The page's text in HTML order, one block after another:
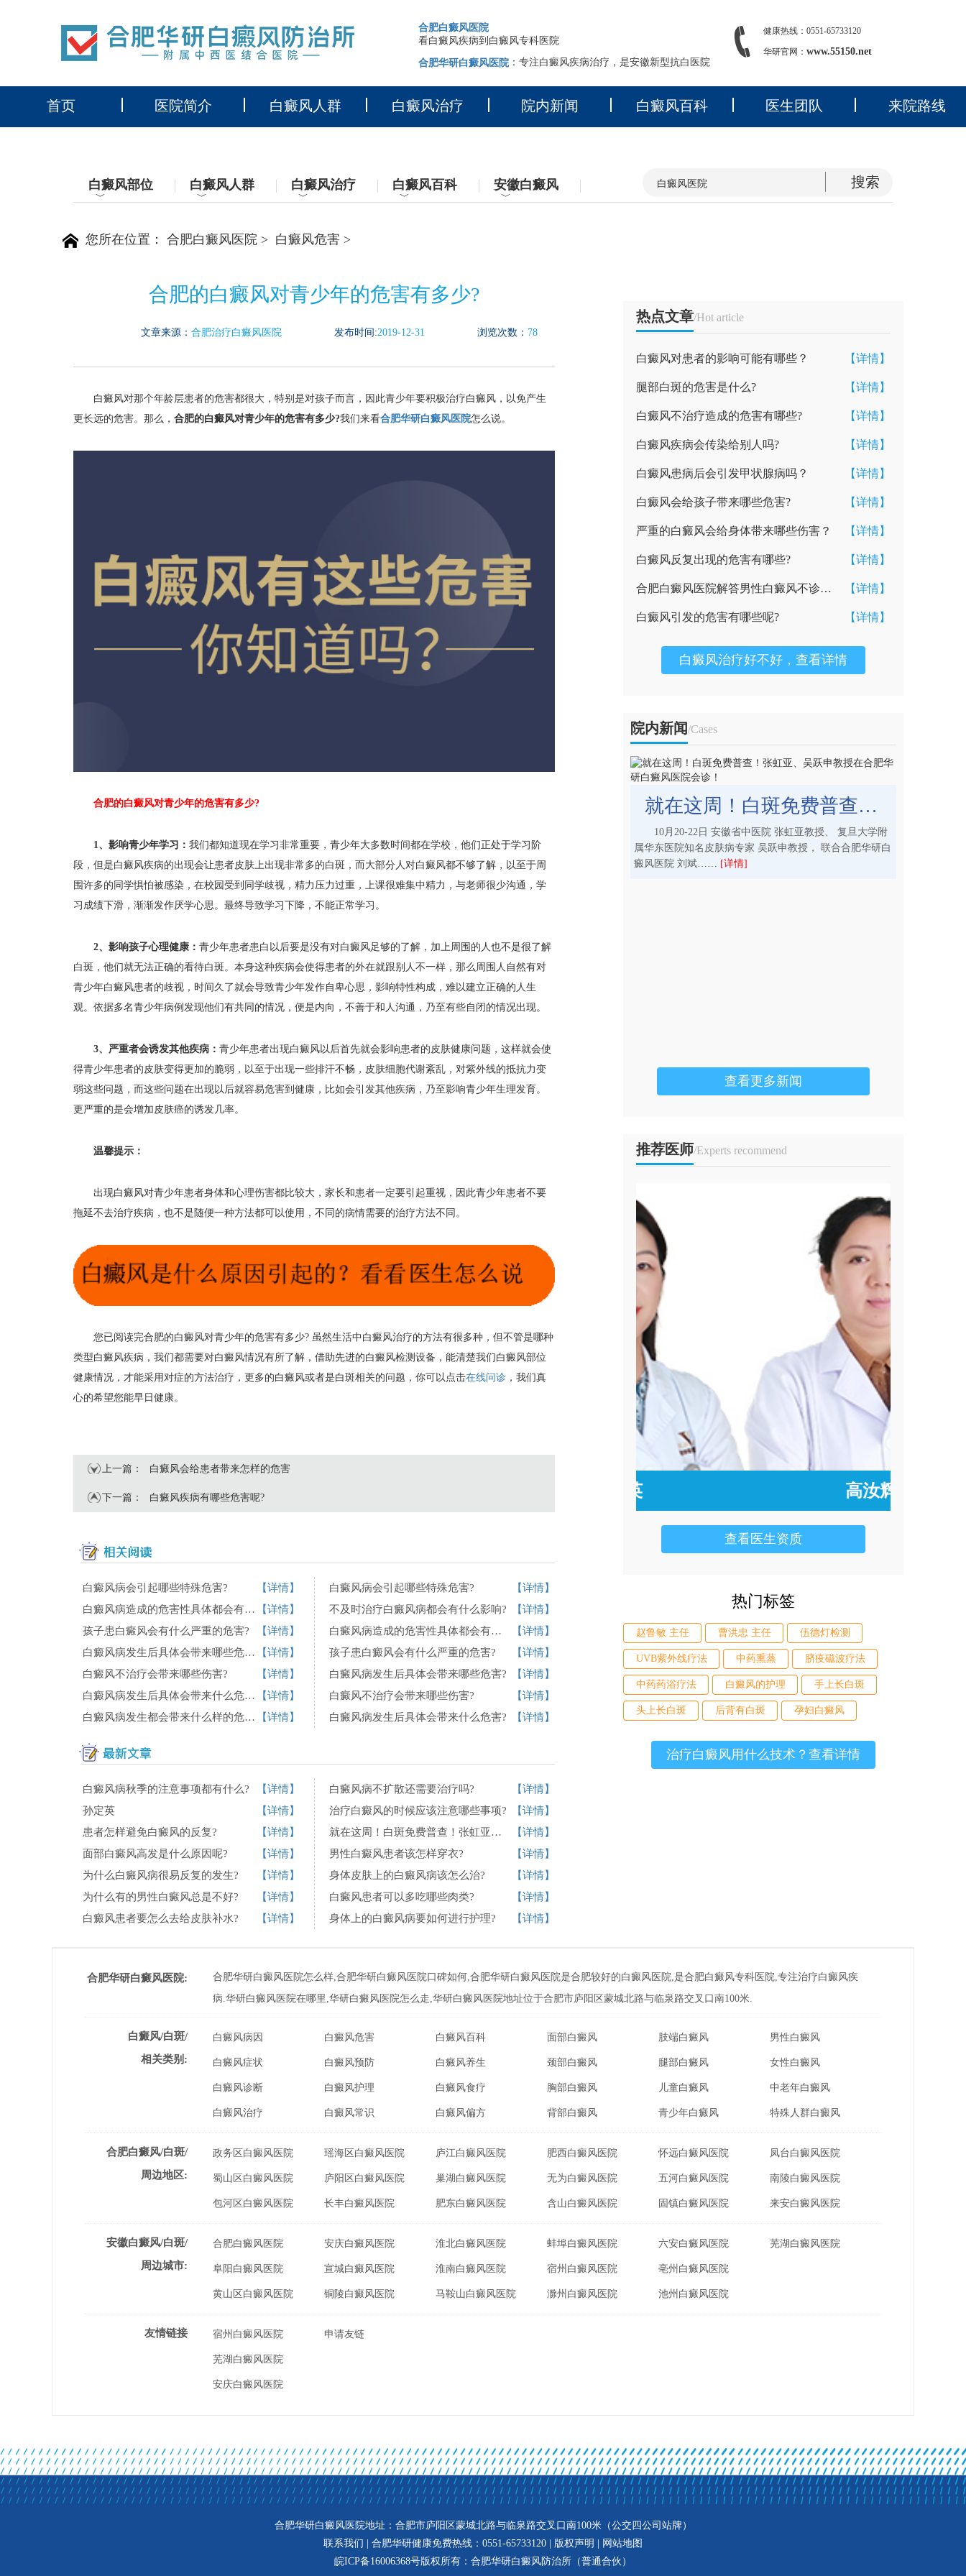
合肥白癜风医院
看白癜风疾病到白癜风专科医院
合肥华研白癜风医院 ：专注白癜风疾病治疗，是安徽新型抗白医院
健康热线：0551-65733120
华研官网： www.55150.net
首页 医院简介 白癜风人群 白癜风治疗 院内新闻 白癜风百科 医生团队 来院路线
白癜风部位
﹀
白癜风人群
﹀
白癜风治疗
﹀
白癜风百科
﹀
安徽白癜风
﹀
您所在位置： 合肥白癜风医院 > 白癜风危害 >
合肥的白癜风对青少年的危害有多少?
文章来源： 合肥治疗白癜风医院 发布时间:2019-12-31 浏览次数： 78
白癜风对那个年龄层患者的危害都很大，特别是对孩子而言，因此青少年要积极治疗白癜风，以免产生
更长远的危害。那么， 合肥的白癜风对青少年的危害有多少?我们来看合肥华研白癜风医院怎么说。
合肥的白癜风对青少年的危害有多少?
1、影响青少年学习： 我们都知道现在学习非常重要，青少年大多数时间都在学校，他们正处于学习阶
段，但是白癜风疾病的出现会让患者皮肤上出现非常多的白斑，而大部分人对白癜风都不够了解，以至于周
围许多的同学惧怕被感染，在校园受到同学歧视，精力压力过重，上课很难集中精力，与老师很少沟通，学
习成绩下滑，渐渐发作厌学心思。最终导致学习下降，不能正常学习。
2、影响孩子心理健康： 青少年患者患白以后要是没有对白癜风足够的了解，加上周围的人也不是很了解
白斑，他们就无法正确的看待白斑。本身这种疾病会使得患者的外在就跟别人不一样，那么周围人自然有对
青少年白癜风患者的歧视，时间久了就会导致青少年发作自卑心思，影响特性构成，难以建立正确的人生
观。依据多名青少年病例发现他们有共同的情况，便是内向，不善于和人沟通，乃至有些自闭的情况出现。
3、严重者会诱发其他疾病： 青少年患者出现白癜风以后首先就会影响患者的皮肤健康问题，这样就会使
得青少年患者的皮肤变得更加的脆弱，以至于出现一些排汗不畅，皮肤细胞代谢紊乱，对紫外线的抵抗力变
弱这些问题，而这些问题在出现以后就容易危害到健康，比如会引发其他疾病，乃至影响青少年生理发育。
更严重的是会增加皮肤癌的诱发几率。
温馨提示：
出现白癜风对青少年患者身体和心理伤害都比较大，家长和患者一定要引起重视，因此青少年患者不要
拖延不去治疗疾病，也不是随便一种方法都可以使用，不同的病情需要的治疗方法不同。
您已阅读完合肥的白癜风对青少年的危害有多少? 虽然生活中白癜风治疗的方法有很多种，但不管是哪种
类型白癜风疾病，我们都需要对白癜风情况有所了解，借助先进的白癜风检测设备，能清楚我们白癜风部位
健康情况，才能采用对症的方法治疗，更多的白癜风或者是白斑相关的问题，你可以点击在线问诊 ，我们真
心的希望您能早日健康。
上一篇： 白癜风会给患者带来怎样的危害
下一篇： 白癜风疾病有哪些危害呢?
白癜风病会引起哪些特殊危害?
【详情】
白癜风病造成的危害性具体都会有哪些?
【详情】
孩子患白癜风会有什么严重的危害?
【详情】
白癜风病发生后具体会带来哪些危害?
【详情】
白癜风不治疗会带来哪些伤害?
【详情】
白癜风病发生后具体会带来什么危害?
【详情】
白癜风病发生都会带来什么样的危害?
【详情】
白癜风病会引起哪些特殊危害?
【详情】
不及时治疗白癜风病都会有什么影响?
【详情】
白癜风病造成的危害性具体都会有哪些?
【详情】
孩子患白癜风会有什么严重的危害?
【详情】
白癜风病发生后具体会带来哪些危害?
【详情】
白癜风不治疗会带来哪些伤害?
【详情】
白癜风病发生后具体会带来什么危害?
【详情】
白癜风病秋季的注意事项都有什么?
【详情】
孙定英
【详情】
患者怎样避免白癜风的反复?
【详情】
面部白癜风高发是什么原因呢?
【详情】
为什么白癜风病很易反复的发生?
【详情】
为什么有的男性白癜风总是不好?
【详情】
白癜风患者要怎么去给皮肤补水?
【详情】
白癜风病不扩散还需要治疗吗?
【详情】
治疗白癜风的时候应该注意哪些事项?
【详情】
就在这周！白斑免费普查！张虹亚、吴跃申教授在合肥华研白癜风医院会诊！
【详情】
男性白癜风患者该怎样穿衣?
【详情】
身体皮肤上的白癜风病该怎么治?
【详情】
白癜风患者可以多吃哪些肉类?
【详情】
身体上的白癜风病要如何进行护理?
【详情】
热点文章/Hot article
白癜风对患者的影响可能有哪些？ 【详情】
腿部白斑的危害是什么? 【详情】
白癜风不治疗造成的危害有哪些? 【详情】
白癜风疾病会传染给别人吗? 【详情】
白癜风患病后会引发甲状腺病吗？ 【详情】
白癜风会给孩子带来哪些危害? 【详情】
严重的白癜风会给身体带来哪些伤害？ 【详情】
白癜风反复出现的危害有哪些? 【详情】
合肥白癜风医院解答男性白癜风不诊治会怎样 【详情】
白癜风引发的危害有哪些呢? 【详情】
白癜风治疗好不好，查看详情
院内新闻/Cases
就在这周！白斑免费普查！张虹亚、吴跃申教授在合肥华研白癜风医院会诊！
10月20-22日 安徽省中医院 张虹亚教授、 复旦大学附
属华东医院知名皮肤病专家 吴跃申教授， 联合合肥华研白
癜风医院 刘斌…… [详情]
查看更多新闻
推荐医师/Experts recommend
查看医生资质
热门标签
赵鲁敏 主任 曹洪忠 主任 伍德灯检测
UVB紫外线疗法 中药熏蒸 脐疫磁波疗法
中药药浴疗法 白癜风的护理 手上长白斑
头上长白斑 后背有白斑 孕妇白癜风
治疗白癜风用什么技术？查看详情
合肥华研白癜风医院:
合肥华研白癜风医院怎么样,合肥华研白癜风医院口碑如何,合肥华研白癜风医院是合肥较好的白癜风医院,是合肥白癜风专科医院,专注治疗白癜风疾
病.华研白癜风医院在哪里,华研白癜风医院怎么走,华研白癜风医院地址位于合肥市庐阳区蒙城北路与临泉路交叉口南100米.
白癜风/白斑/
相关类别:
白癜风病因
白癜风症状
白癜风诊断
白癜风治疗
白癜风危害
白癜风预防
白癜风护理
白癜风常识
白癜风百科
白癜风养生
白癜风食疗
白癜风偏方
面部白癜风
颈部白癜风
胸部白癜风
背部白癜风
肢端白癜风
腿部白癜风
儿童白癜风
青少年白癜风
男性白癜风
女性白癜风
中老年白癜风
特殊人群白癜风
合肥白癜风/白斑/
周边地区:
政务区白癜风医院
蜀山区白癜风医院
包河区白癜风医院
瑶海区白癜风医院
庐阳区白癜风医院
长丰白癜风医院
庐江白癜风医院
巢湖白癜风医院
肥东白癜风医院
肥西白癜风医院
无为白癜风医院
含山白癜风医院
怀远白癜风医院
五河白癜风医院
固镇白癜风医院
凤台白癜风医院
南陵白癜风医院
来安白癜风医院
安徽白癜风/白斑/
周边城市:
合肥白癜风医院
阜阳白癜风医院
黄山区白癜风医院
安庆白癜风医院
宣城白癜风医院
铜陵白癜风医院
淮北白癜风医院
淮南白癜风医院
马鞍山白癜风医院
蚌埠白癜风医院
宿州白癜风医院
滁州白癜风医院
六安白癜风医院
亳州白癜风医院
池州白癜风医院
芜湖白癜风医院
友情链接 宿州白癜风医院
芜湖白癜风医院
安庆白癜风医院
申请友链
合肥华研白癜风医院地址：合肥市庐阳区蒙城北路与临泉路交叉口南100米（公交四公司站牌）
联系我们 | 合肥华研健康免费热线：0551-65733120 | 版权声明 |
网站地图
皖ICP备16006368号版权所有：合肥华研白癜风防治所（普通合伙）